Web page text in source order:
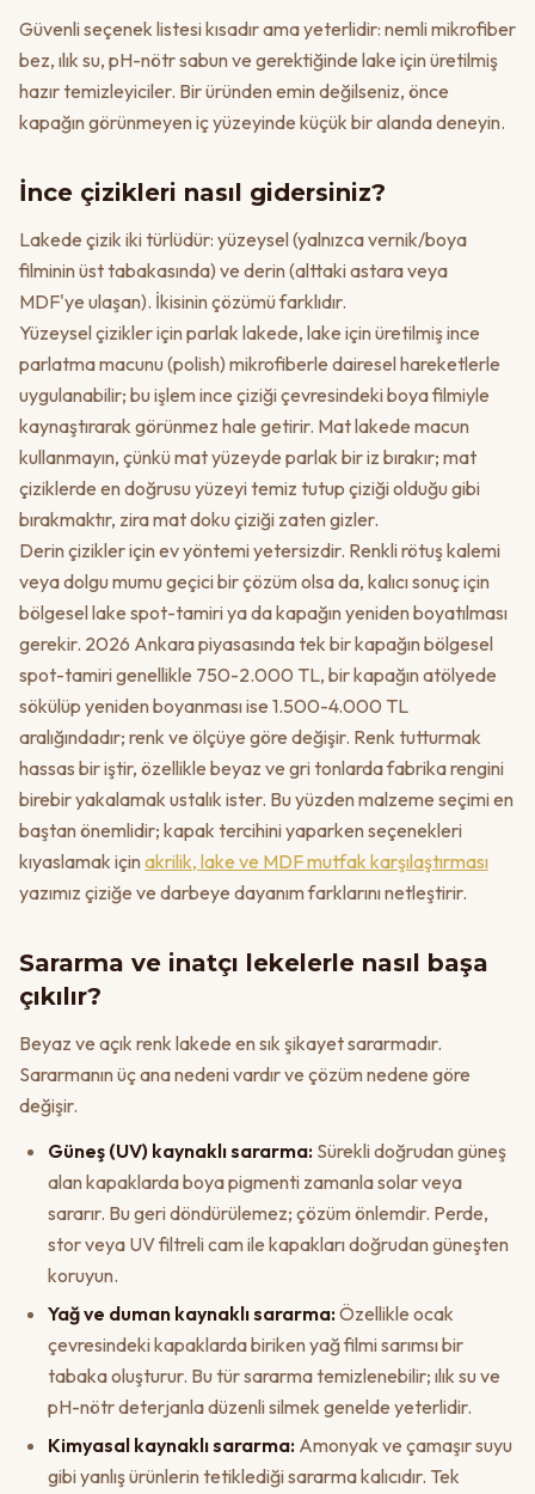
Güvenli seçenek listesi kısadır ama yeterlidir: nemli mikrofiber
bez, ılık su, pH-nötr sabun ve gerektiğinde lake için üretilmiş
hazır temizleyiciler. Bir üründen emin değilseniz, önce
kapağın görünmeyen iç yüzeyinde küçük bir alanda deneyin.
İnce çizikleri nasıl gidersiniz?
Lakede çizik iki türlüdür: yüzeysel (yalnızca vernik/boya
filminin üst tabakasında) ve derin (alttaki astara veya
MDF'ye ulaşan). İkisinin çözümü farklıdır.
Yüzeysel çizikler için parlak lakede, lake için üretilmiş ince
parlatma macunu (polish) mikrofiberle dairesel hareketlerle
uygulanabilir; bu işlem ince çiziği çevresindeki boya filmiyle
kaynaştırarak görünmez hale getirir. Mat lakede macun
kullanmayın, çünkü mat yüzeyde parlak bir iz bırakır; mat
çiziklerde en doğrusu yüzeyi temiz tutup çiziği olduğu gibi
bırakmaktır, zira mat doku çiziği zaten gizler.
Derin çizikler için ev yöntemi yetersizdir. Renkli rötuş kalemi
veya dolgu mumu geçici bir çözüm olsa da, kalıcı sonuç için
bölgesel lake spot-tamiri ya da kapağın yeniden boyatılması
gerekir. 2026 Ankara piyasasında tek bir kapağın bölgesel
spot-tamiri genellikle 750-2.000 TL, bir kapağın atölyede
sökülüp yeniden boyanması ise 1.500-4.000 TL
aralığındadır; renk ve ölçüye göre değişir. Renk tutturmak
hassas bir iştir, özellikle beyaz ve gri tonlarda fabrika rengini
birebir yakalamak ustalık ister. Bu yüzden malzeme seçimi en
baştan önemlidir; kapak tercihini yaparken seçenekleri
kıyaslamak içinakrilik, lake ve MDF mutfak karşılaştırması
yazımız çiziğe ve darbeye dayanım farklarını netleştirir.
Sararma ve inatçı lekelerle nasıl başa
çıkılır?
Beyaz ve açık renk lakede en sık şikayet sararmadır.
Sararmanın üç ana nedeni vardır ve çözüm nedene göre
değişir.
Güneş (UV) kaynaklı sararma: Sürekli doğrudan güneş
alan kapaklarda boya pigmenti zamanla solar veya
sararır. Bu geri döndürülemez; çözüm önlemdir. Perde,
stor veya UV filtreli cam ile kapakları doğrudan güneşten
koruyun.
Yağ ve duman kaynaklı sararma:Özellikle ocak
çevresindeki kapaklarda biriken yağ filmi sarımsı bir
tabaka oluşturur. Bu tür sararma temizlenebilir; ılık su ve
pH-nötr deterjanla düzenli silmek genelde yeterlidir.
Kimyasal kaynaklı sararma: Amonyak ve çamaşır suyu
gibi yanlış ürünlerin tetiklediği sararma kalıcıdır. Tek